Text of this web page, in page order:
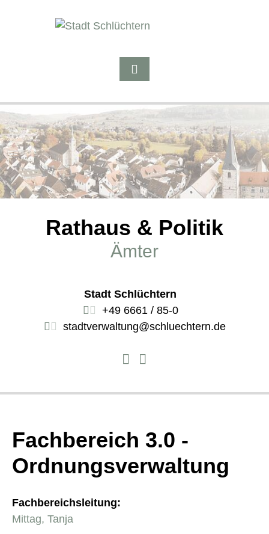
Rathaus & Politik
Ämter
Stadt Schlüchtern
+49 6661 / 85-0
stadtverwaltung@schluechtern.de
Fachbereich 3.0 -
Ordnungsverwaltung
Fachbereichsleitung:
Mittag, Tanja